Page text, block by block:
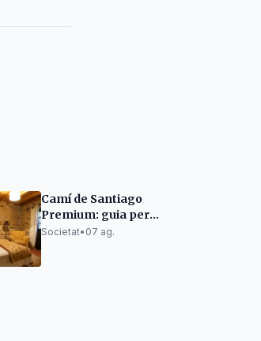
Camí de Santiago
Premium: guia per
organitzar-lo sense
Societat• 07 ag.